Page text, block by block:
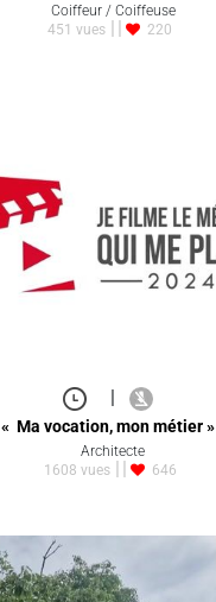
Coiffeur / Coiffeuse
451 vues
220
« Ma vocation, mon métier »
Architecte
1608 vues
646